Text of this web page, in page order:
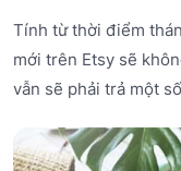
Tính từ thời điểm
mới trên Etsy sẽ
vẫn sẽ phải trả một